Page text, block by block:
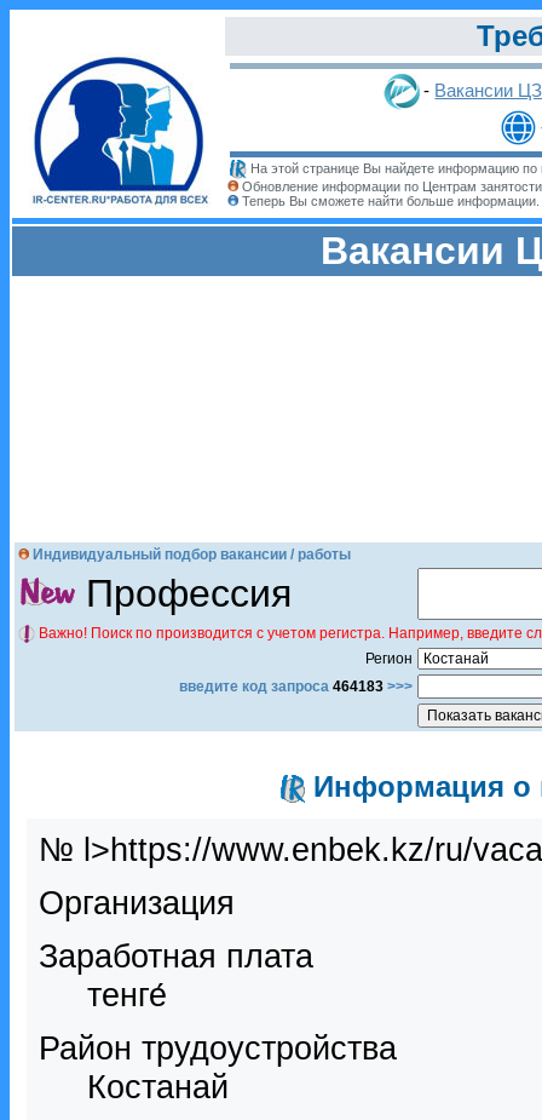
- Вакансии
На этой странице Вы найдете информацию по
Обновление информации по Центрам
Теперь Вы сможете найти больше информации.
Вакансии
Индивидуальный подбор вакансии / работы
Профессия
Важно! Поиск по производится с учетом регистра. Например,
Регион
введите код запроса 464183 >>>
Информация о
№ l>https://www.enbek.kz/ru/
Организация
Заработная плата
тенге́
Район трудоустройства
Костанай